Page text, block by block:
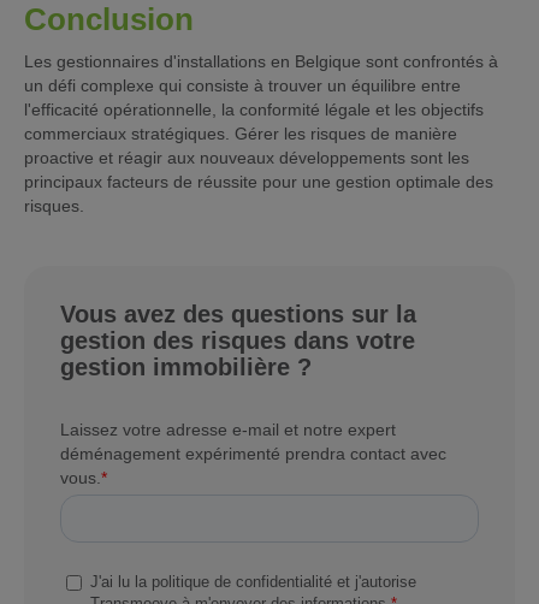
Conclusion
Les gestionnaires d'installations en Belgique sont confrontés à
un défi complexe qui consiste à trouver un équilibre entre
l'efficacité opérationnelle, la conformité légale et les objectifs
commerciaux stratégiques. Gérer les risques de manière
proactive et réagir aux nouveaux développements sont les
principaux facteurs de réussite pour une gestion optimale des
risques.
Vous avez des questions sur la
gestion des risques dans votre
gestion immobilière ?